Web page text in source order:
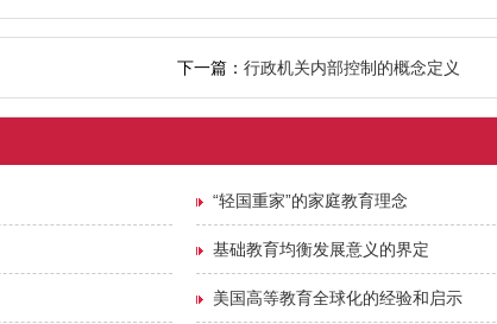
下一篇： 行政机关内部控制的概念定义
“轻国重家”的家庭教育理念
基础教育均衡发展意义的界定
美国高等教育全球化的经验和启示